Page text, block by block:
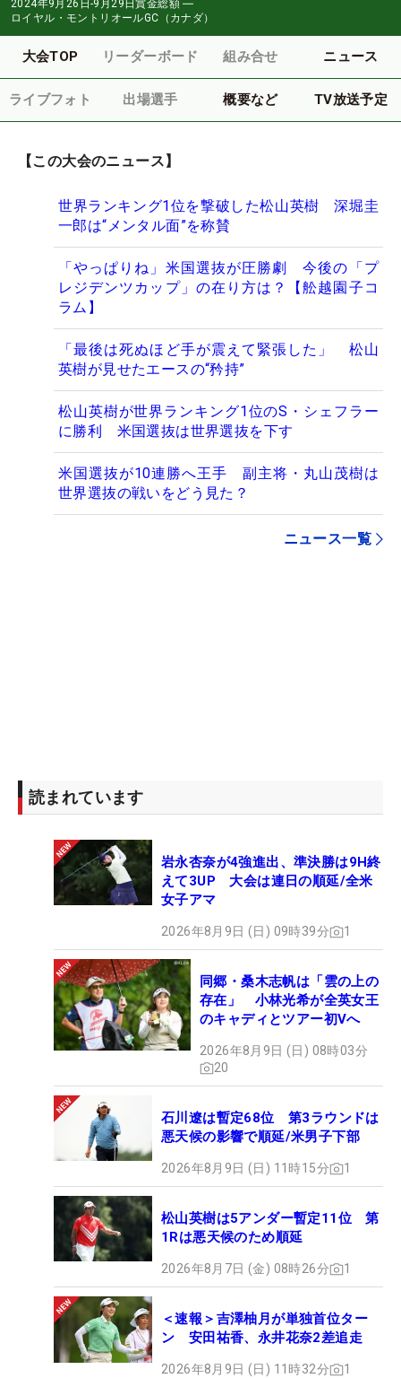
2024年9月26日-9月29日賞金総額 ―
ロイヤル・モントリオールGC（カナダ）
大会TOP リーダーボード 組み合せ ニュース
ライブフォト 出場選手 概要など TV放送予定
【この大会のニュース】
世界ランキング1位を撃破した松山英樹 深堀圭
一郎は“メンタル面”を称賛
「やっぱりね」米国選抜が圧勝劇 今後の「プ
レジデンツカップ」の在り方は？【舩越園子コ
ラム】
「最後は死ぬほど手が震えて緊張した」 松山
英樹が見せたエースの“矜持”
松山英樹が世界ランキング1位のS・シェフラー
に勝利 米国選抜は世界選抜を下す
米国選抜が10連勝へ王手 副主将・丸山茂樹は
世界選抜の戦いをどう見た？
ニュース一覧
読まれています
岩永杏奈が4強進出、準決勝は9H終
えて3UP 大会は連日の順延/全米
女子アマ
2026年8月9日 (日) 09時39分 1
同郷・桑木志帆は「雲の上の
存在」 小林光希が全英女王
のキャディとツアー初Vへ
2026年8月9日 (日) 08時03分
20
石川遼は暫定68位 第3ラウンドは
悪天候の影響で順延/米男子下部
2026年8月9日 (日) 11時15分 1
松山英樹は5アンダー暫定11位 第
1Rは悪天候のため順延
2026年8月7日 (金) 08時26分 1
＜速報＞吉澤柚月が単独首位ター
ン 安田祐香、永井花奈2差追走
2026年8月9日 (日) 11時32分 1